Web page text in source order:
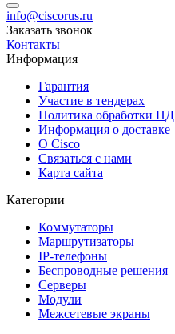
info@ciscorus.ru
Заказать звонок
Контакты
Информация
Гарантия
Участие в тендерах
Политика обработки ПД
Информация о доставке
О Cisco
Связаться с нами
Карта сайта
Категории
Коммутаторы
Маршрутизаторы
IP-телефоны
Беспроводные решения
Серверы
Модули
Межсетевые экраны